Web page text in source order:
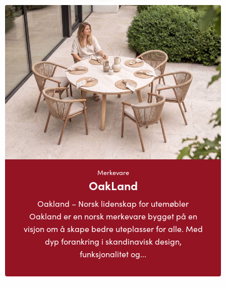
Merkevare
OakLand
Oakland – Norsk lidenskap for utemøbler
Oakland er en norsk merkevare bygget på en
visjon om å skape bedre uteplasser for alle. Med
dyp forankring i skandinavisk design,
funksjonalitet og...